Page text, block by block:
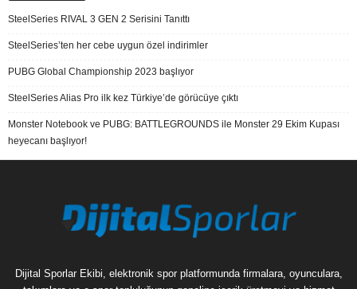
SteelSeries RIVAL 3 GEN 2 Serisini Tanıttı
SteelSeries’ten her cebe uygun özel indirimler
PUBG Global Championship 2023 başlıyor
SteelSeries Alias Pro ilk kez Türkiye’de görücüye çıktı
Monster Notebook ve PUBG: BATTLEGROUNDS ile Monster 29 Ekim Kupası
heyecanı başlıyor!
Dijital Sporlar Ekibi, elektronik spor platformunda firmalara, oyunculara,